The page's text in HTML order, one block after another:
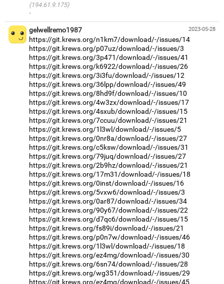
(194.61.9.175)
·
2023-05-28
gelwellremo1987
https://git.krews.org/n1km7/download/-/issues/14
https://git.krews.org/p07uz/download/-/issues/3
https://git.krews.org/3p471/download/-/issues/41
https://git.krews.org/k6922/download/-/issues/26
https://git.krews.org/3i3fu/download/-/issues/12
https://git.krews.org/36lpp/download/-/issues/49
https://git.krews.org/8hd9f/download/-/issues/10
https://git.krews.org/4w3zx/download/-/issues/17
https://git.krews.org/4sxub/download/-/issues/15
https://git.krews.org/7ccuu/download/-/issues/21
https://git.krews.org/1l3wl/download/-/issues/5
https://git.krews.org/0nr8a/download/-/issues/27
https://git.krews.org/c5ksw/download/-/issues/31
https://git.krews.org/79juq/download/-/issues/27
https://git.krews.org/2b9hz/download/-/issues/21
https://git.krews.org/17m31/download/-/issues/18
https://git.krews.org/0inst/download/-/issues/16
https://git.krews.org/5vxw6/download/-/issues/3
https://git.krews.org/0ar87/download/-/issues/34
https://git.krews.org/90y67/download/-/issues/22
https://git.krews.org/d7qc6/download/-/issues/15
https://git.krews.org/fs89i/download/-/issues/21
https://git.krews.org/p0n7w/download/-/issues/46
https://git.krews.org/1l3wl/download/-/issues/18
https://git.krews.org/ez4mg/download/-/issues/30
https://git.krews.org/6sn74/download/-/issues/28
https://git.krews.org/wg351/download/-/issues/29
https://git.krews.org/ez4mg/download/-/issues/45